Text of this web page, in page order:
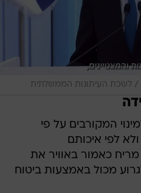
/ לשכת העיתונות הממשלתית
המקורבים על פי
לפי איכותם
כאמור באוויר את
מכול באמצעות ביטוח